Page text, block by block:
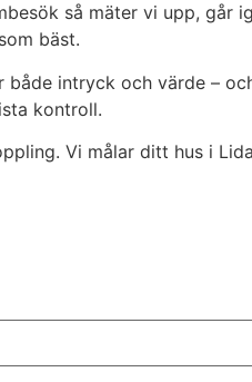
så mäter vi upp, går
bäst.
intryck och värde –
kontroll.
Vi målar ditt hus i